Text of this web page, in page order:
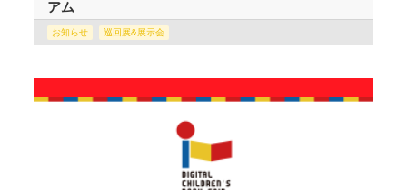
アム
お知らせ 巡回展&展示会